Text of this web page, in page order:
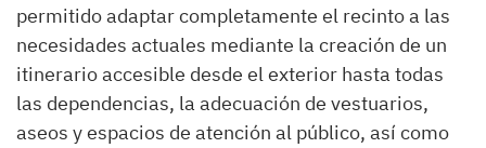
permitido adaptar completamente el recinto a las
necesidades actuales mediante la creación de un
itinerario accesible desde el exterior hasta todas
las dependencias, la adecuación de vestuarios,
aseos y espacios de atención al público, así como